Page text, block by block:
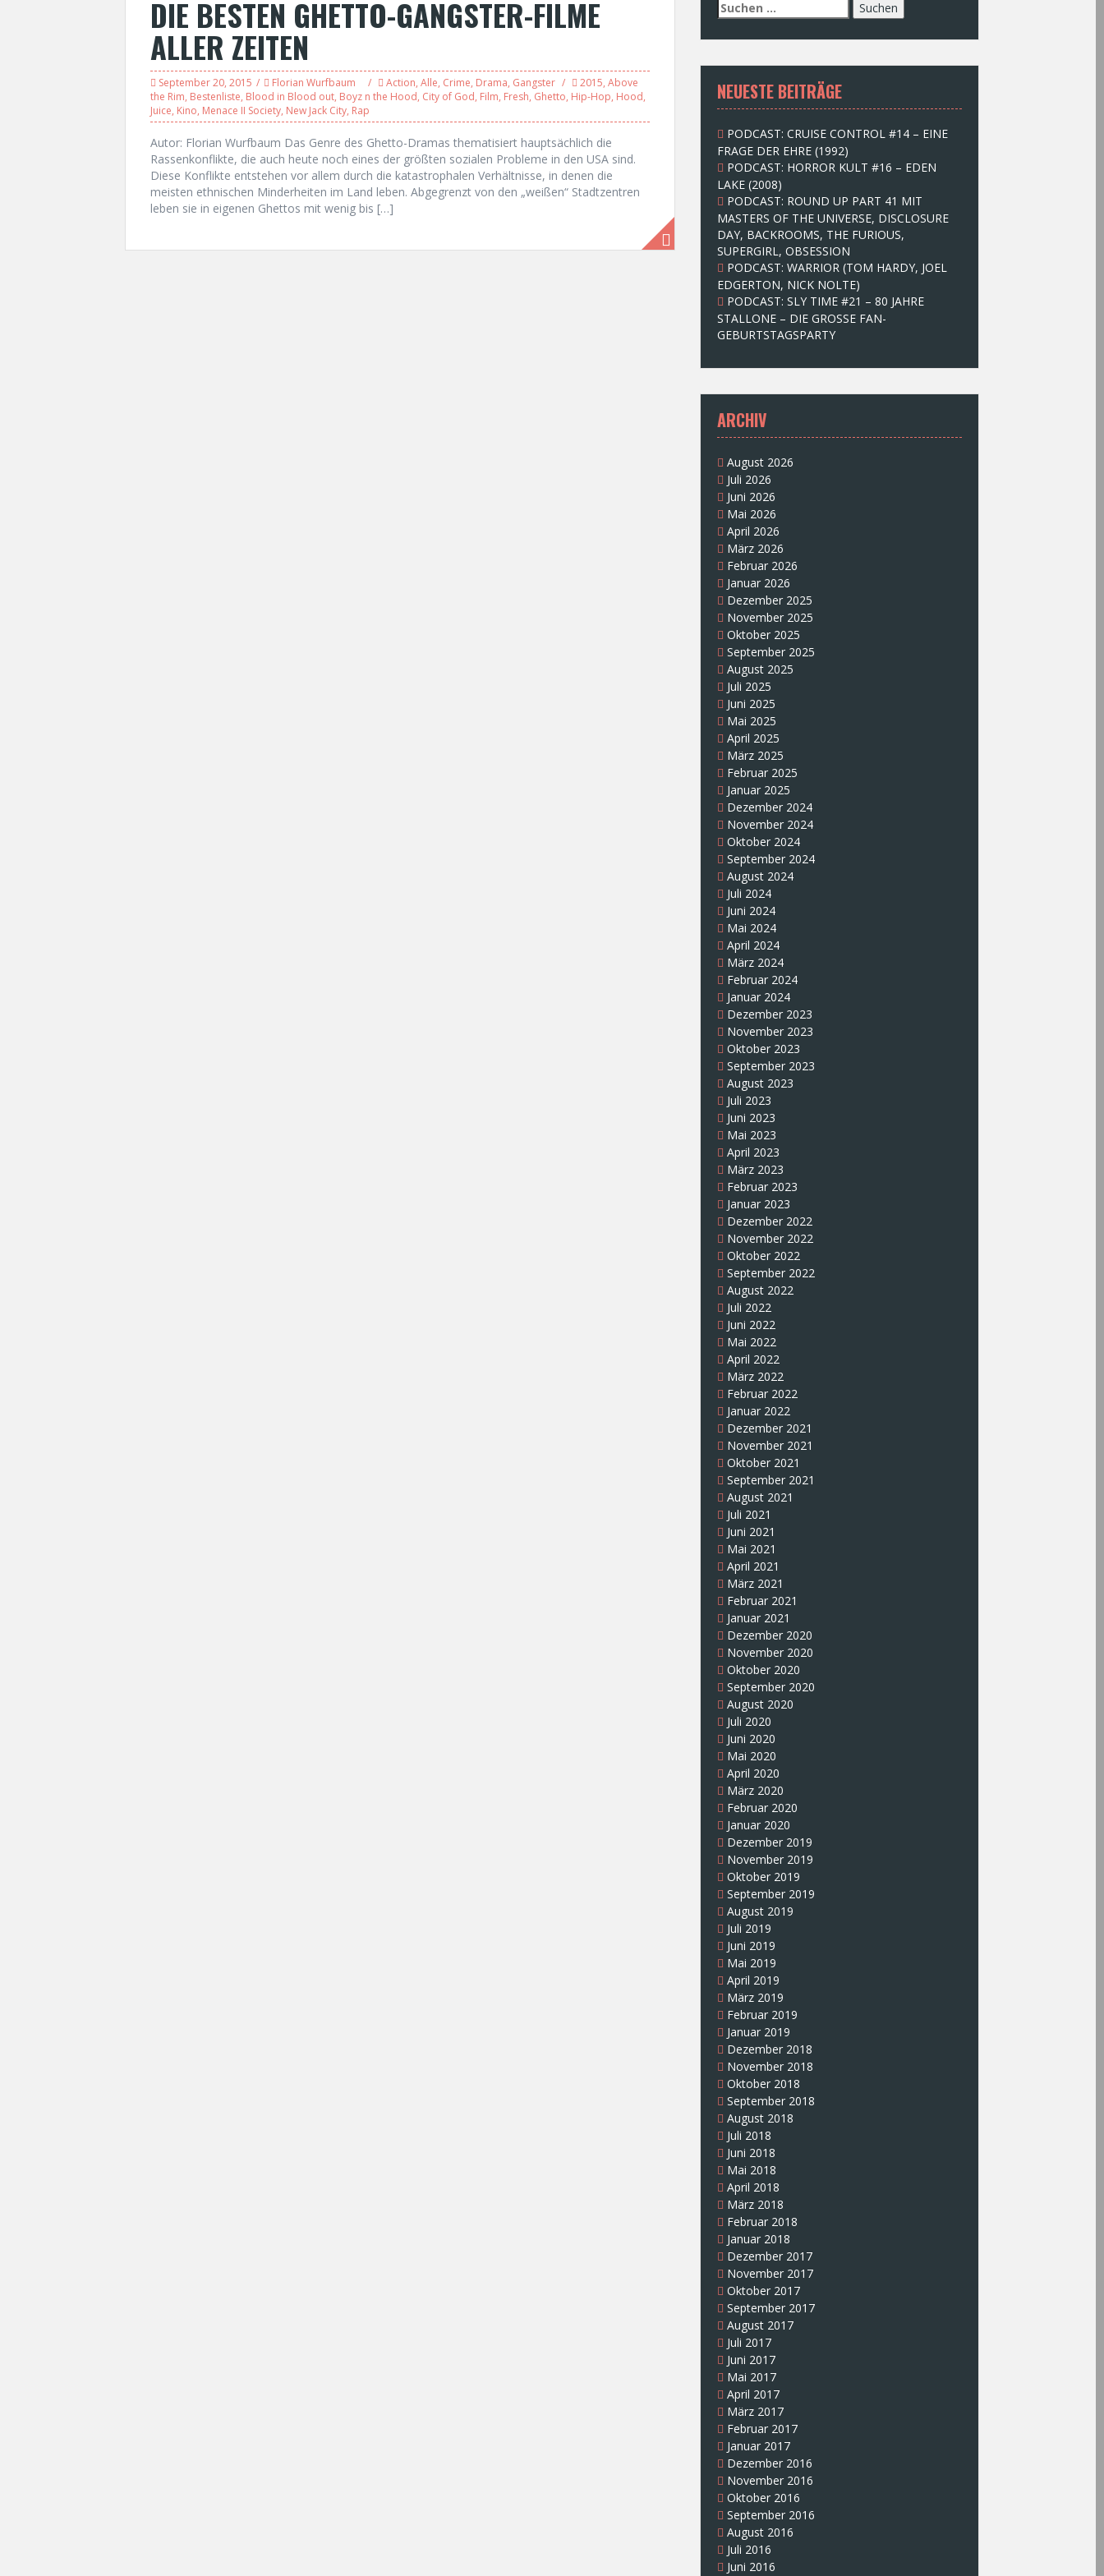
DIE BESTEN GHETTO-GANGSTER-FILME
ALLER ZEITEN
September 20, 2015 Florian Wurfbaum Action, Alle, Crime, Drama, Gangster 2015, Above
the Rim, Bestenliste, Blood in Blood out, Boyz n the Hood, City of God, Film, Fresh, Ghetto, Hip-Hop, Hood,
Juice, Kino, Menace II Society, New Jack City, Rap
Autor: Florian Wurfbaum Das Genre des Ghetto-Dramas thematisiert hauptsächlich die
Rassenkonflikte, die auch heute noch eines der größten sozialen Probleme in den USA sind.
Diese Konflikte entstehen vor allem durch die katastrophalen Verhältnisse, in denen die
meisten ethnischen Minderheiten im Land leben. Abgegrenzt von den „weißen“ Stadtzentren
leben sie in eigenen Ghettos mit wenig bis […]
S
u
c
e
n
n
c
h
:
NEUESTE BEITRÄGE
PODCAST: CRUISE CONTROL #14 – EINE
FRAGE DER EHRE (1992)
PODCAST: HORROR KULT #16 – EDEN
LAKE (2008)
PODCAST: ROUND UP PART 41 MIT
MASTERS OF THE UNIVERSE, DISCLOSURE
DAY, BACKROOMS, THE FURIOUS,
SUPERGIRL, OBSESSION
PODCAST: WARRIOR (TOM HARDY, JOEL
EDGERTON, NICK NOLTE)
PODCAST: SLY TIME #21 – 80 JAHRE
STALLONE – DIE GROSSE FAN-
GEBURTSTAGSPARTY
ARCHIV
August 2026
Juli 2026
Juni 2026
Mai 2026
April 2026
März 2026
Februar 2026
Januar 2026
Dezember 2025
November 2025
Oktober 2025
September 2025
August 2025
Juli 2025
Juni 2025
Mai 2025
April 2025
März 2025
Februar 2025
Januar 2025
Dezember 2024
November 2024
Oktober 2024
September 2024
August 2024
Juli 2024
Juni 2024
Mai 2024
April 2024
März 2024
Februar 2024
Januar 2024
Dezember 2023
November 2023
Oktober 2023
September 2023
August 2023
Juli 2023
Juni 2023
Mai 2023
April 2023
März 2023
Februar 2023
Januar 2023
Dezember 2022
November 2022
Oktober 2022
September 2022
August 2022
Juli 2022
Juni 2022
Mai 2022
April 2022
März 2022
Februar 2022
Januar 2022
Dezember 2021
November 2021
Oktober 2021
September 2021
August 2021
Juli 2021
Juni 2021
Mai 2021
April 2021
März 2021
Februar 2021
Januar 2021
Dezember 2020
November 2020
Oktober 2020
September 2020
August 2020
Juli 2020
Juni 2020
Mai 2020
April 2020
März 2020
Februar 2020
Januar 2020
Dezember 2019
November 2019
Oktober 2019
September 2019
August 2019
Juli 2019
Juni 2019
Mai 2019
April 2019
März 2019
Februar 2019
Januar 2019
Dezember 2018
November 2018
Oktober 2018
September 2018
August 2018
Juli 2018
Juni 2018
Mai 2018
April 2018
März 2018
Februar 2018
Januar 2018
Dezember 2017
November 2017
Oktober 2017
September 2017
August 2017
Juli 2017
Juni 2017
Mai 2017
April 2017
März 2017
Februar 2017
Januar 2017
Dezember 2016
November 2016
Oktober 2016
September 2016
August 2016
Juli 2016
Juni 2016